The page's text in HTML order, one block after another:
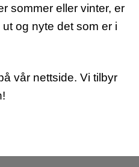
sommer eller vinter, er
og nyte det som er i
vår nettside. Vi tilbyr